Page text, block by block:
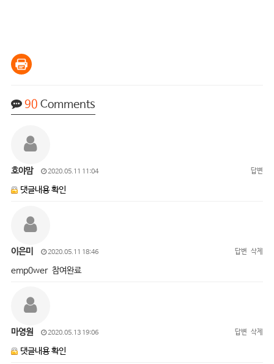
90 Comments
호야맘 2020.05.11 11:04 답변
댓글내용 확인
이은미 2020.05.11 18:46 답변 삭제
emp0wer 참여완료
마영원 2020.05.13 19:06 답변 삭제
댓글내용 확인